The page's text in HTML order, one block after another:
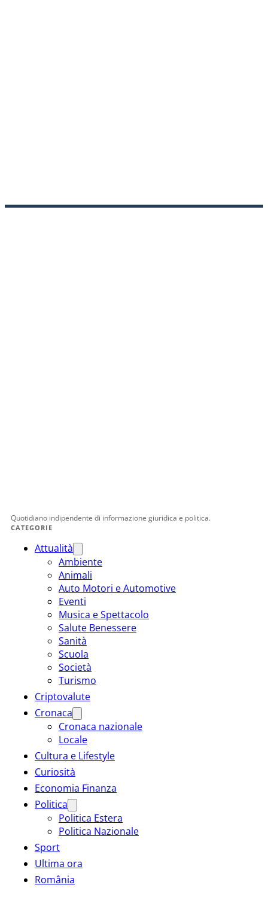
Quotidiano indipendente di informazione giuridica e politica.
CATEGORIE
Attualità
Ambiente
Animali
Auto Motori e Automotive
Eventi
Musica e Spettacolo
Salute Benessere
Sanità
Scuola
Società
Turismo
Criptovalute
Cronaca
Cronaca nazionale
Locale
Cultura e Lifestyle
Curiosità
Economia Finanza
Politica
Politica Estera
Politica Nazionale
Sport
Ultima ora
România